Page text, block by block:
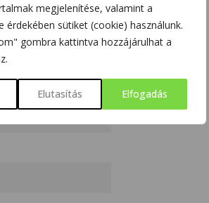
megjelenítése, valamint a
érdekében sütiket (cookie) használunk.
gombra kattintva hozzájárulhat a
Elutasítás Elfogadás